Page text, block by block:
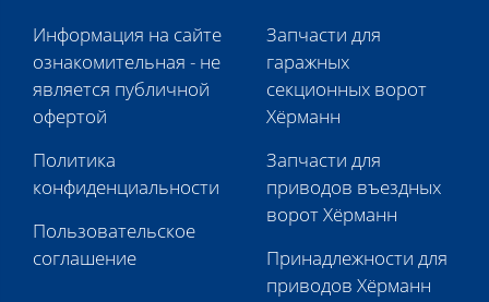
Информация на сайте
ознакомительная - не
является публичной
офертой
Политика
конфиденциальности
Пользовательское
соглашение
Запчасти для
гаражных
секционных ворот
Хёрманн
Запчасти для
приводов въездных
ворот Хёрманн
Принадлежности для
приводов Хёрманн